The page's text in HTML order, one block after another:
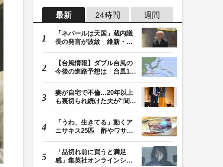
最新 24時間 週間
「ネパールは天国」蔵内議
長の発言が波紋 維新・吉
【台風情報】ダブル台風の
今後の進路予想は 台風13
妻が自宅で不倫…20年以上
も裏切られ続けた夫が“間
「うわ、生きてる」動くア
ニサキス25匹 酢やワサビ
「品切れ前に買うと満足
感」集英社オンラインショ